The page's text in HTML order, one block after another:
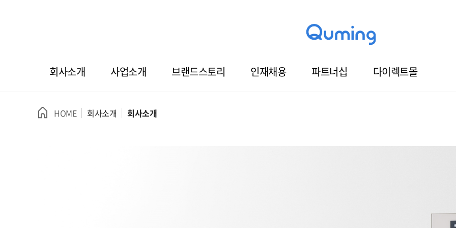
회사소개 사업소개 브랜드스토리 인재채용 파트너십 다이렉트몰
HOME 회사소개 회사소개